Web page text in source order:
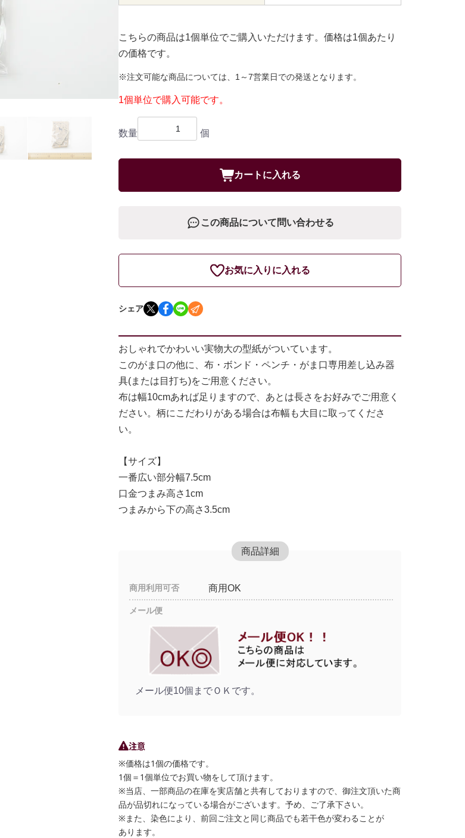
こちらの商品は1個単位でご購入いただけます。価格は1個あたり
の価格です。
※注文可能な商品については、1～7営業日での発送となります。
1個単位で購入可能です。
数量 個
カートに入れる
この商品について問い合わせる
お気に入りに入れる
シェア
おしゃれでかわいい実物大の型紙がついています。
このがま口の他に、布・ボンド・ペンチ・がま口専用差し込み器
具(または目打ち)をご用意ください。
布は幅10cmあれば足りますので、あとは長さをお好みでご用意く
ださい。柄にこだわりがある場合は布幅も大目に取ってくださ
い。
【サイズ】
一番広い部分幅7.5cm
口金つまみ高さ1cm
つまみから下の高さ3.5cm
商品詳細
商用利用可否 商用OK
メール便
メール便10個までＯＫです。
注意
※価格は1個の価格です。
1個＝1個単位でお買い物をして頂けます。
※当店、一部商品の在庫を実店舗と共有しておりますので、御注文頂いた商
品が品切れになっている場合がございます。予め、ご了承下さい。
※また、染色により、前回ご注文と同じ商品でも若干色が変わることが
あります。